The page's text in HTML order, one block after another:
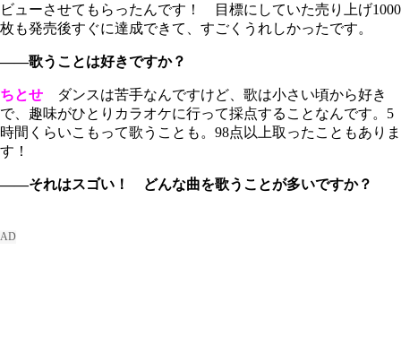
ビューさせてもらったんです！ 目標にしていた売り上げ1000
枚も発売後すぐに達成できて、すごくうれしかったです。
――歌うことは好きですか？
ちとせ ダンスは苦手なんですけど、歌は小さい頃から好き
で、趣味がひとりカラオケに行って採点することなんです。5
時間くらいこもって歌うことも。98点以上取ったこともありま
す！
――それはスゴい！ どんな曲を歌うことが多いですか？